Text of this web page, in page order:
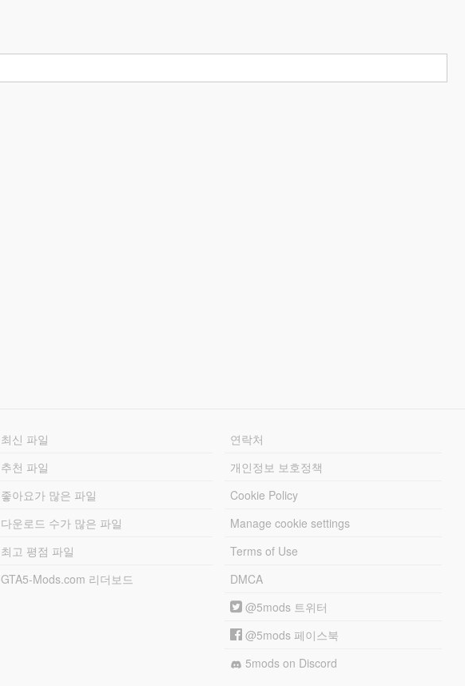
최신 파일
추천 파일
좋아요가 많은 파일
다운로드 수가 많은 파일
최고 평점 파일
GTA5-Mods.com 리더보드
연락처
개인정보 보호정책
Cookie Policy
Manage cookie settings
Terms of Use
DMCA
@5mods 트위터
@5mods 페이스북
5mods on Discord